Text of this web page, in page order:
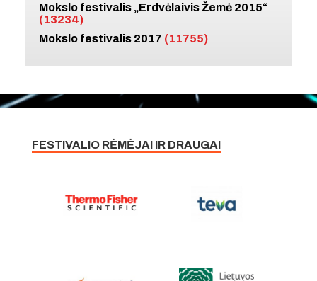
Mokslo festivalis „Erdvėlaivis Žemė 2015“
(13234)
Mokslo festivalis 2017 (11755)
FESTIVALIO RĖMĖJAI IR DRAUGAI